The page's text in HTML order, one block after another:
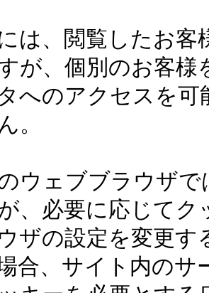
は、閲覧したお客
が、個別のお客
へのアクセスを
。
ウェブブラウザ
、必要に応じて
ザの設定を変更
合、サイト内の